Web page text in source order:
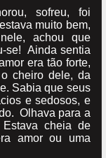
sofreu, foi
muito bem,
achou que
se! Ainda sentia
era tão forte,
cheiro dele, da
Sabia que seus
e sedosos, e
Olhava para a
cheia de
amor ou uma